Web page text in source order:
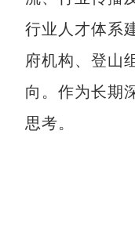
行业人才体系
府机构、登山
向。作为长期
思考。